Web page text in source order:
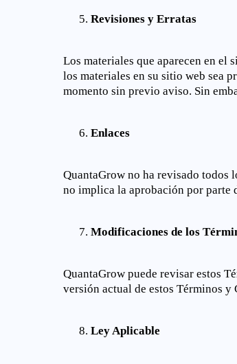
Revisiones y Erratas
Los materiales que aparecen en
los materiales en su sitio web sea
momento sin previo aviso. Sin
Enlaces
QuantaGrow no ha revisado todos
no implica la aprobación por parte
Modificaciones de los
QuantaGrow puede revisar estos
versión actual de estos Términos y
Ley Aplicable